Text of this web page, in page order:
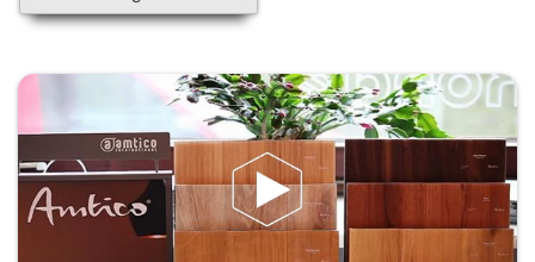
Glückstadt
Hamburg Duvenstedt
Hannover
Hohenlockstedt
Kiel